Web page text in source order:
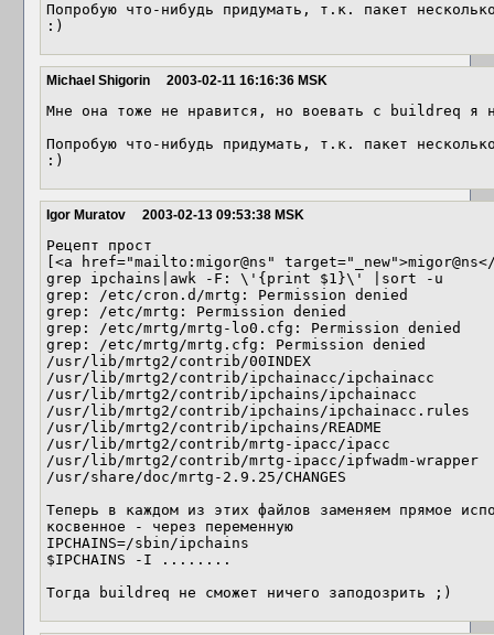
Попробую что-нибудь придумать, т.к. пакет
:)
Michael Shigorin 2003-02-11 16:16:36 MSK
Мне она тоже не нравится, но воевать с buildreq я
Попробую что-нибудь придумать, т.к. пакет
:)
Igor Muratov 2003-02-13 09:53:38 MSK
Рецепт прост
[<a href="mailto:migor@ns"
grep ipchains|awk -F: \'{print $1}\' |sort -u
grep: /etc/cron.d/mrtg: Permission denied
grep: /etc/mrtg: Permission denied
grep: /etc/mrtg/mrtg-lo0.cfg: Permission denied
grep: /etc/mrtg/mrtg.cfg: Permission denied
/usr/lib/mrtg2/contrib/00INDEX
/usr/lib/mrtg2/contrib/ipchainacc/ipchainacc
/usr/lib/mrtg2/contrib/ipchains/ipchainacc
/usr/lib/mrtg2/contrib/ipchains/ipchainacc.rules
/usr/lib/mrtg2/contrib/ipchains/README
/usr/lib/mrtg2/contrib/mrtg-ipacc/ipacc
/usr/lib/mrtg2/contrib/mrtg-ipacc/ipfwadm-wrapper
/usr/share/doc/mrtg-2.9.25/CHANGES
Теперь в каждом из этих файлов заменяем прямое
косвенное - через переменную
IPCHAINS=/sbin/ipchains
$IPCHAINS -I ........
Тогда buildreq не сможет ничего заподозрить ;)